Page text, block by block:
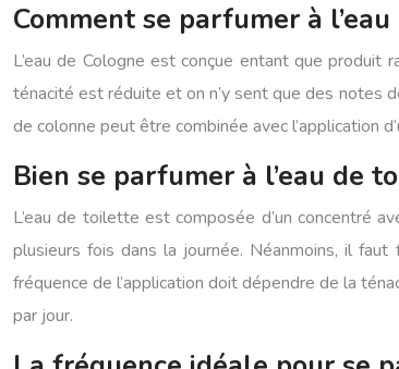
Comment se parfumer à
L’eau de Cologne est conçue entant que produit
ténacité est réduite et on n’y sent que des notes
de colonne peut être combinée avec l’application
Bien se parfumer à l’eau de
L’eau de toilette est composée d’un concentré
plusieurs fois dans la journée. Néanmoins, il
fréquence de l’application doit dépendre de la
par jour.